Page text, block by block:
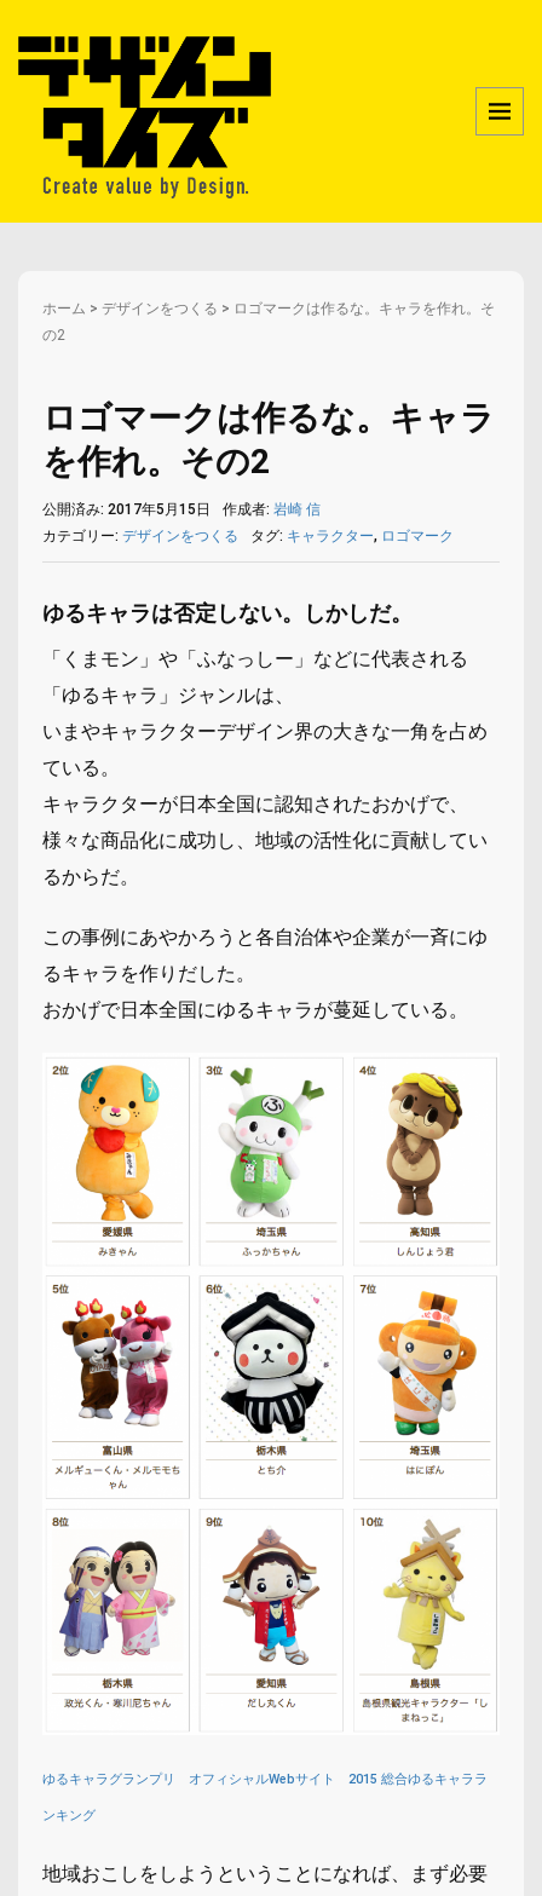
ホーム > デザインをつくる > ロゴマークは作るな。キャラを作れ。そ
の2
ロゴマークは作るな。キャラ
を作れ。その2
公開済み: 2017年5月15日 作成者: 岩崎 信
カテゴリー: デザインをつくる タグ: キャラクター, ロゴマーク
ゆるキャラは否定しない。しかしだ。
「くまモン」や「ふなっしー」などに代表される
「ゆるキャラ」ジャンルは、
いまやキャラクターデザイン界の大きな一角を占め
ている。
キャラクターが日本全国に認知されたおかげで、
様々な商品化に成功し、地域の活性化に貢献してい
るからだ。
この事例にあやかろうと各自治体や企業が一斉にゆ
るキャラを作りだした。
おかげで日本全国にゆるキャラが蔓延している。
ゆるキャラグランプリ オフィシャルWebサイト 2015 総合ゆるキャララ
ンキング
地域おこしをしようということになれば、まず必要